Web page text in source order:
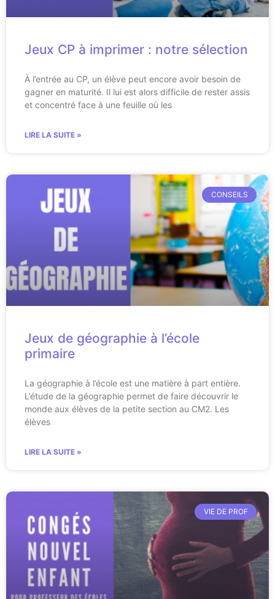
Jeux CP à imprimer : notre sélection
À l’entrée au CP, un élève peut encore avoir besoin de
gagner en maturité. Il lui est alors difficile de rester assis
et concentré face à une feuille où les
LIRE LA SUITE »
CONSEILS
Jeux de géographie à l’école
primaire
La géographie à l’école est une matière à part entière.
L’étude de la géographie permet de faire découvrir le
monde aux élèves de la petite section au CM2. Les
élèves
LIRE LA SUITE »
VIE DE PROF